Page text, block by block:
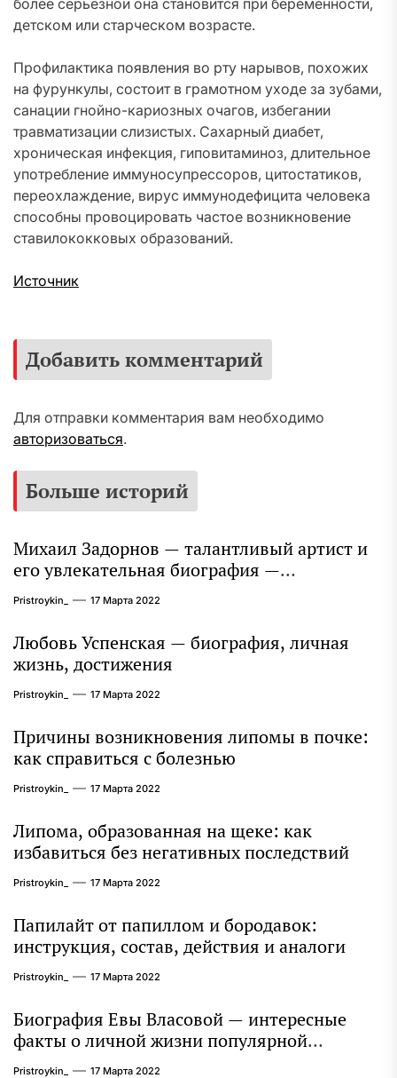
более серьезной она становится при беременности,
детском или старческом возрасте.
Профилактика появления во рту нарывов, похожих
на фурункулы, состоит в грамотном уходе за зубами,
санации гнойно-кариозных очагов, избегании
травматизации слизистых. Сахарный диабет,
хроническая инфекция, гиповитаминоз, длительное
употребление иммуносупрессоров, цитостатиков,
переохлаждение, вирус иммунодефицита человека
способны провоцировать частое возникновение
ставилококковых образований.
Источник
Добавить комментарий
Для отправки комментария вам необходимо
авторизоваться.
Больше историй
Михаил Задорнов — талантливый артист и
его увлекательная биография —
выдающиеся достижения, известность и
интересные факты из личной жизни!
Pristroykin_ 17 Марта 2022
Любовь Успенская — биография, личная
жизнь, достижения
Pristroykin_ 17 Марта 2022
Причины возникновения липомы в почке:
как справиться с болезнью
Pristroykin_ 17 Марта 2022
Липома, образованная на щеке: как
избавиться без негативных последствий
Pristroykin_ 17 Марта 2022
Папилайт от папиллом и бородавок:
инструкция, состав, действия и аналоги
Pristroykin_ 17 Марта 2022
Биография Евы Власовой — интересные
факты о личной жизни популярной
исполнительницы
Pristroykin_ 17 Марта 2022